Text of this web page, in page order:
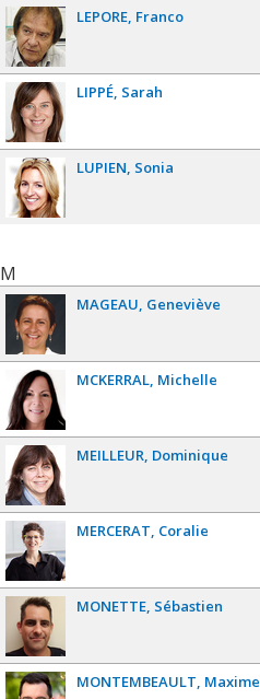
LEPORE Franco
LIPPÉ Sarah
LUPIEN Sonia
M
MAGEAU Geneviève
MCKERRAL Michelle
MEILLEUR Dominique
MERCERAT Coralie
MONETTE Sébastien
MONTEMBEAULT Maxime